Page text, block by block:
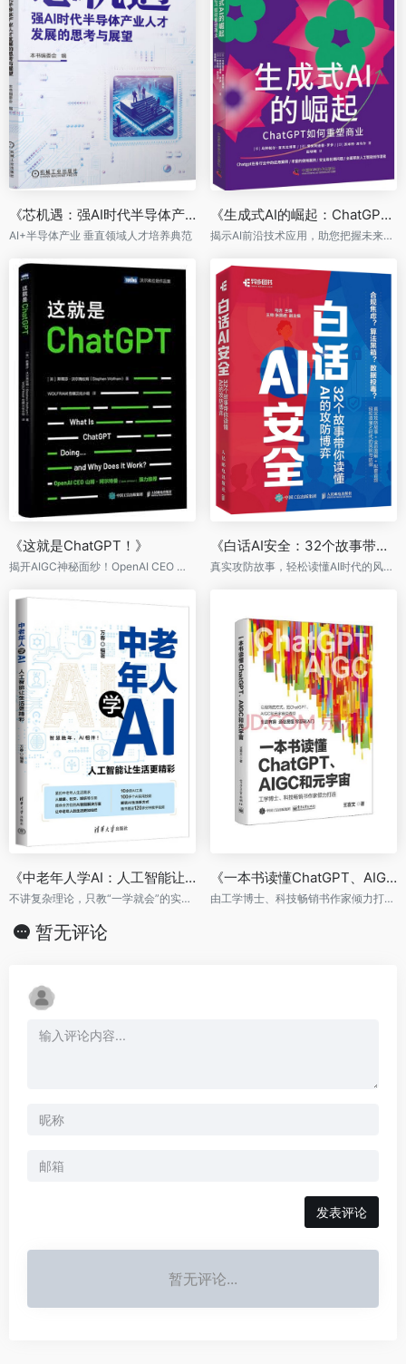
《芯机遇：强AI时代半导体产业人才发展的思考与展望》
AI+半导体产业 垂直领域人才培养典范
《生成式AI的崛起：ChatGPT如何重塑商业》
揭示AI前沿技术应用，助您把握未来商机
《这就是ChatGPT！》
揭开AIGC神秘面纱！OpenAI CEO 山姆·阿尔特曼（Sam Altman）强烈推荐！
《白话AI安全：32个故事带你读懂AI的攻防博弈》
真实攻防故事，轻松读懂AI时代的风险与防御
《中老年人学AI：人工智能让生活更精彩》
不讲复杂理论，只教“一学就会”的实用技巧，翻开就能跟着做。
《一本书读懂ChatGPT、AIGC和元宇宙》
由工学博士、科技畅销书作家倾力打造，以极简的方式把ChatGPT、AIGC和元宇宙说透彻。
暂无评论
发表评论
暂无评论...